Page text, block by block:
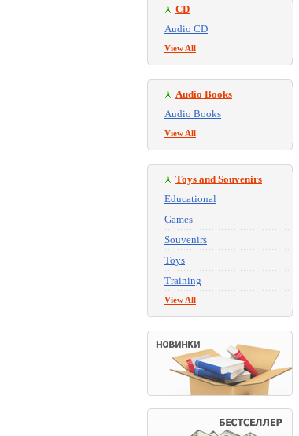
CD
Audio CD
View All
Audio Books
Audio Books
View All
Toys and Souvenirs
Educational
Games
Souvenirs
Toys
Training
View All